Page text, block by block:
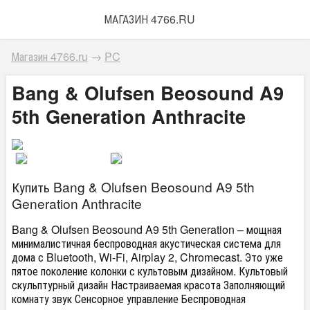
МАГАЗИН 4766.RU
Магазин 4766.ru → PC
Bang & Olufsen Beosound A9
5th Generation Anthracite
Купить Bang & Olufsen Beosound A9 5th
Generation Anthracite
Bang & Olufsen Beosound A9 5th Generation – мощная
минималистичная беспроводная акустическая система для
дома с Bluetooth, Wi-Fi, Airplay 2, Chromecast. Это уже
пятое поколение колонки с культовым дизайном. Культовый
скульптурный дизайн Настраиваемая красота Заполняющий
комнату звук Сенсорное управление Беспроводная